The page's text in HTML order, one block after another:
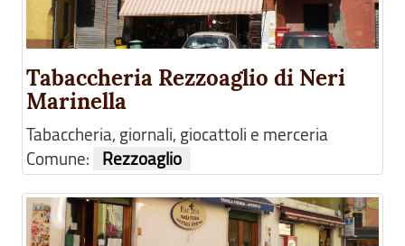
Tabaccheria Rezzoaglio di Neri
Marinella
Tabaccheria, giornali, giocattoli e merceria
Comune:
Rezzoaglio